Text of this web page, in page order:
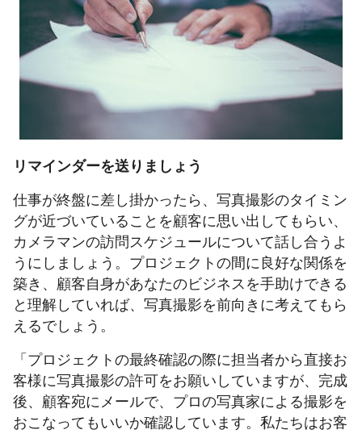
リマインダーを送りましょう
仕事が終盤に差し掛かったら、写真撮影のタイミン
グが近づいていることを顧客に思い出してもらい、
カメラマンの訪問スケジュールについて話し合うよ
うにしましょう。プロジェクトの間に良好な関係を
築き、顧客自身があなたのビジネスを手助けできる
と理解していれば、写真撮影を前向きに考えてもら
えるでしょう。
「プロジェクトの最終確認の際に担当者から直接お
客様に写真撮影の許可をお願いしていますが、完成
後、顧客宛にメールで、プロの写真家による撮影を
おこなってもいいか確認しています。私たちはお客